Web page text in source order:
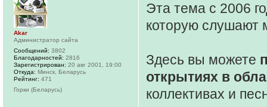
Эта тема с 2006
которую слушают
Здесь вы можете
открытиях в
коллективах и
Akar
Администратор сайта
Сообщений: 3802
Благодарностей: 2816
Зарегистрирован: 20 авг 2001, 19:00
Откуда: Минск, Беларусь
Рейтинг: 471
Горки (Беларусь)